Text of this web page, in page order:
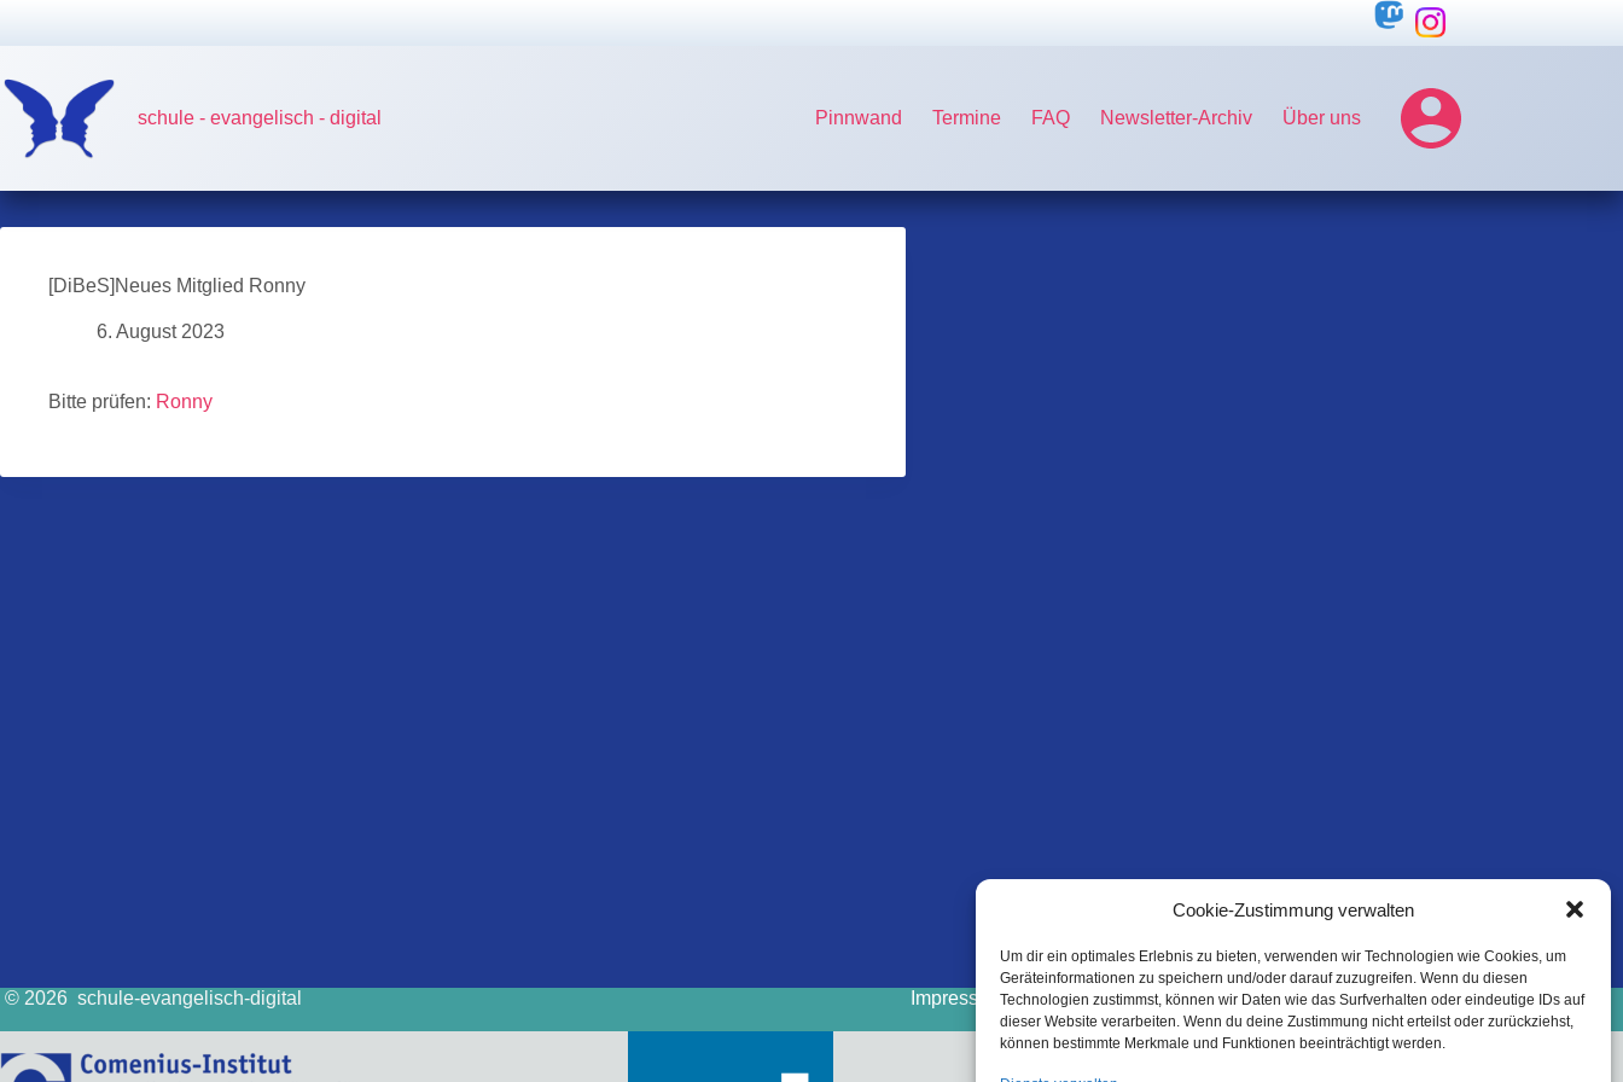
Cookie-Zustimmung verwalten
Um dir ein optimales Erlebnis zu bieten, verwenden wir Technologien wie Cookies, um
Geräteinformationen zu speichern und/oder darauf zuzugreifen. Wenn du diesen
Technologien zustimmst, können wir Daten wie das Surfverhalten oder eindeutige IDs auf
dieser Website verarbeiten. Wenn du deine Zustimmung nicht erteilst oder zurückziehst,
können bestimmte Merkmale und Funktionen beeinträchtigt werden.
schule - evangelisch - digital Pinnwand Termine FAQ Newsletter-Archiv Über uns
[DiBeS]Neues Mitglied Ronny
6. August 2023
Bitte prüfen: Ronny
© 2026 schule-evangelisch-digital Impressum Cookie-Richtlinie (EU)
Datenschutzinformation
Haftungsausschluss